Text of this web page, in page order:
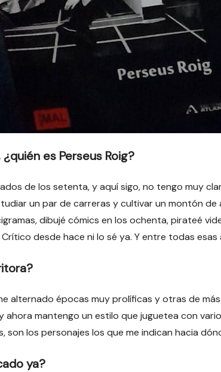
es Perseus Roig?
de los setenta, y aquí sigo, no tengo muy
un par de carreras y cultivar un montón
dibujé cómics en los ochenta, pirateé
desde hace ni lo sé ya. Y entre todas
alternado épocas muy prolíficas y otras de
mantengo un estilo que juguetea con
son los personajes los que me indican hacia
ya?